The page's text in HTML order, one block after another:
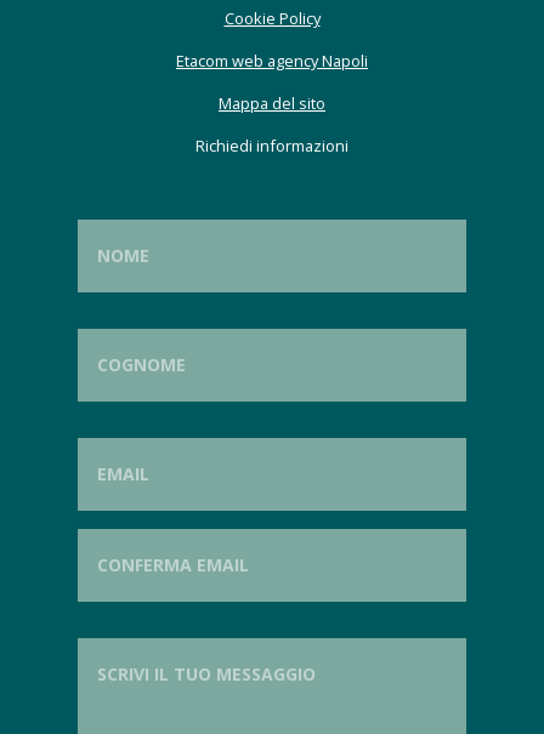
Cookie Policy
Etacom web agency Napoli
Mappa del sito
Richiedi informazioni